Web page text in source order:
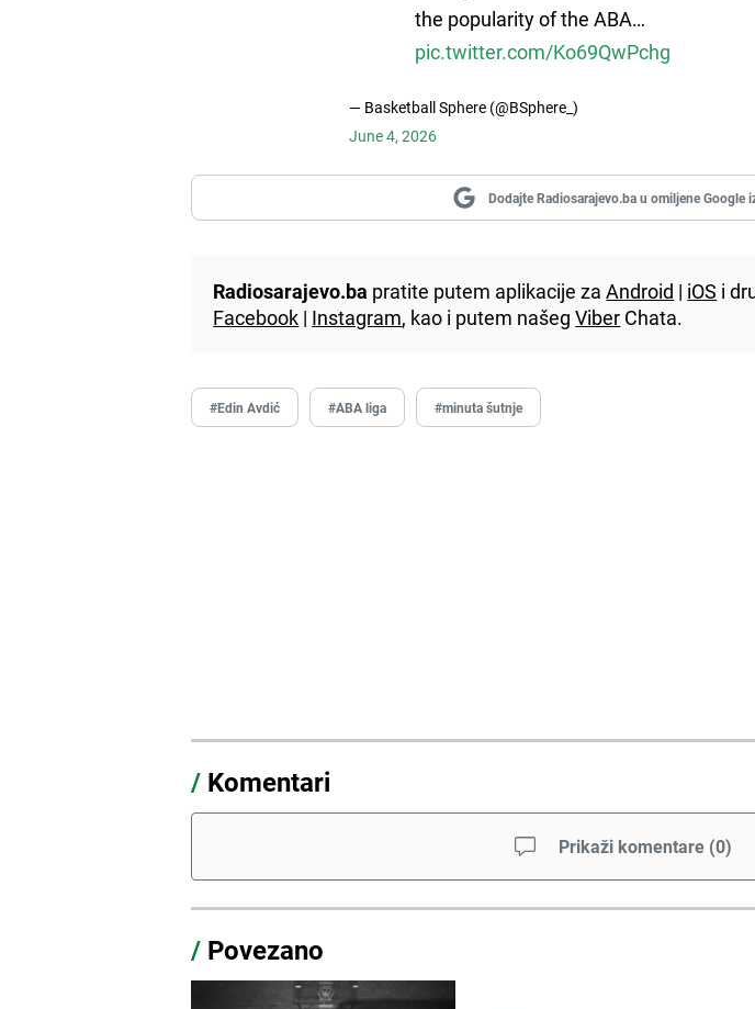
the popularity of the ABA…
pic.twitter.com/Ko69QwPchg
— Basketball Sphere (@BSphere_)
June 4, 2026
Dodajte Radiosarajevo.ba u omiljene Google
Radiosarajevo.ba pratite putem aplikacije zaAndroid | iOS i
Facebook | Instagram, kao i putem našegViber Chata.
#Edin Avdić #ABA liga #minuta šutnje
/ Komentari
Prikaži komentare (0)
/ Povezano